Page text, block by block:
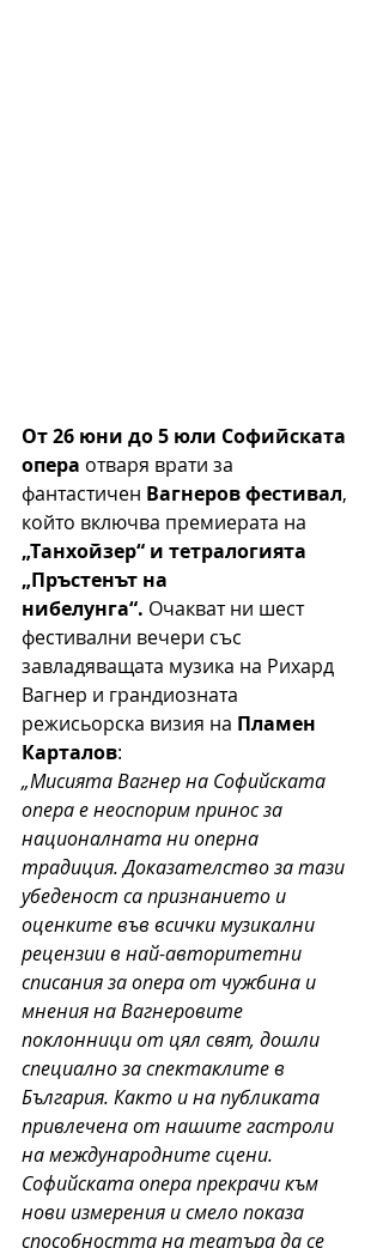
От 26 юни до 5 юли Софийската
опера отваря врати за
фантастичен Вагнеров фестивал,
който включва премиерата на
„Танхойзер“ и тетралогията
„Пръстенът на
нибелунга“. Очакват ни шест
фестивални вечери със
завладяващата музика на Рихард
Вагнер и грандиозната
режисьорска визия на Пламен
Карталов:
„Мисията Вагнер на Софийската
опера е неоспорим принос за
националната ни оперна
традиция. Доказателство за тази
убеденост са признанието и
оценките във всички музикални
рецензии в най-авторитетни
списания за опера от чужбина и
мнения на Вагнеровите
поклонници от цял свят, дошли
специално за спектаклите в
България. Както и на публиката
привлечена от нашите гастроли
на международните сцени.
Софийската опера прекрачи към
нови измерения и смело показа
способността на театъра да се